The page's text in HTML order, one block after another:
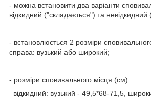
- можна встановити два варіанти
відкидний ("складається") та
- встановлюється 2 розміри
справа: вузький або широкий;
- розміри сповивального місця (см):
відкидний: вузький - 49,5*68-71,5,